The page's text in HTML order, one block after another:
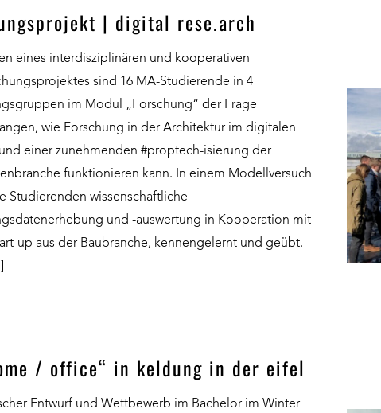
| digital rese.arch
eines interdisziplinären und kooperativen
sind 16 MA-Studierende in 4
im Modul „Forschung“ der Frage
wie Forschung in der Architektur im digitalen
einer zunehmenden #proptech-isierung der
funktionieren kann. In einem Modellversuch
Studierenden wissenschaftliche
und -auswertung in Kooperation mit
up aus der Baubranche, kennengelernt und geübt.
/ office“ in keldung in der eifel
Entwurf und Wettbewerb im Bachelor im Winter